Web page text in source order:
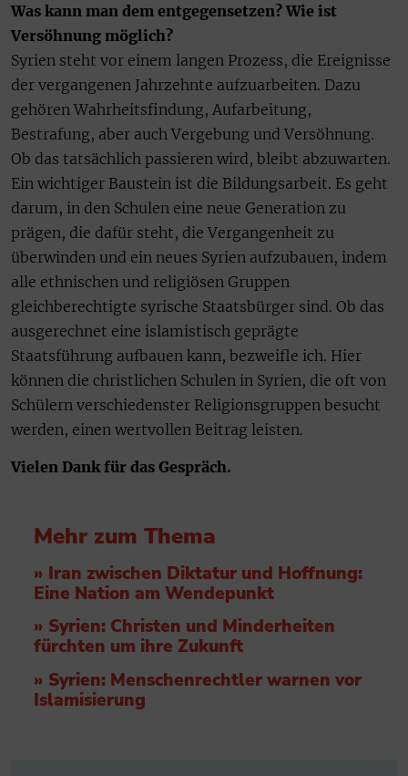
Was kann man dem entgegensetzen? Wie ist
Versöhnung möglich?
Syrien steht vor einem langen Prozess, die Ereignisse
der vergangenen Jahrzehnte aufzuarbeiten. Dazu
gehören Wahrheitsfindung, Aufarbeitung,
Bestrafung, aber auch Vergebung und Versöhnung.
Ob das tatsächlich passieren wird, bleibt abzuwarten.
Ein wichtiger Baustein ist die Bildungsarbeit. Es geht
darum, in den Schulen eine neue Generation zu
prägen, die dafür steht, die Vergangenheit zu
überwinden und ein neues Syrien aufzubauen, indem
alle ethnischen und religiösen Gruppen
gleichberechtigte syrische Staatsbürger sind. Ob das
ausgerechnet eine islamistisch geprägte
Staatsführung aufbauen kann, bezweifle ich. Hier
können die christlichen Schulen in Syrien, die oft von
Schülern verschiedenster Religionsgruppen besucht
werden, einen wertvollen Beitrag leisten.
Vielen Dank für das Gespräch.
Mehr zum Thema
» Iran zwischen Diktatur und Hoffnung:
Eine Nation am Wendepunkt
» Syrien: Christen und Minderheiten
fürchten um ihre Zukunft
» Syrien: Menschenrechtler warnen vor
Islamisierung